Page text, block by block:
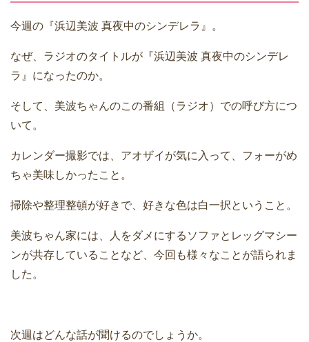
今週の『浜辺美波 真夜中のシンデレラ』。
なぜ、ラジオのタイトルが『浜辺美波 真夜中のシンデレ
ラ』になったのか。
そして、美波ちゃんのこの番組（ラジオ）での呼び方につ
いて。
カレンダー撮影では、アオザイが気に入って、フォーがめ
ちゃ美味しかったこと。
掃除や整理整頓が好きで、好きな色は白一択ということ。
美波ちゃん家には、人をダメにするソファとレッグマシー
ンが共存していることなど、今回も様々なことが語られま
した。
次週はどんな話が聞けるのでしょうか。